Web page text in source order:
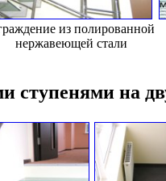
из полированной
нержавеющей стали
ступенями на